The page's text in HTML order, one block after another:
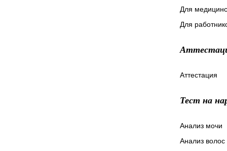
Для
Для
Аттестация
Тест на
Анализ мочи
Анализ волос